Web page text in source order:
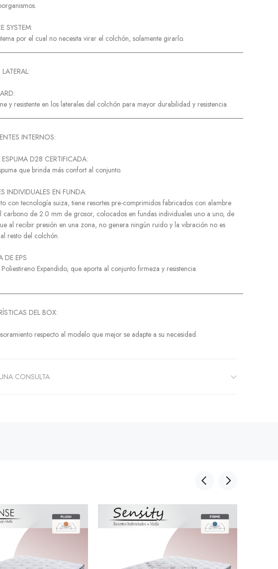
SYSTEM:
por el cual no necesita virar el colchón, solamente girarlo.
y resistente en los laterales del colchón para mayor durabilidad y resistencia.
INTERNOS:
D28 CERTIFICADA:
que brinda más confort al conjunto.
INDIVIDUALES EN FUNDA:
con tecnología suiza, tiene resortes pre-comprimidos fabricados con alambre
carbono de 2.0 mm de grosor, colocados en fundas individuales uno a uno, de
al recibir presión en una zona, no genera ningún ruido y la vibración no es
resto del colchón.
DE EPS
Poliestireno Expandido, que aporta al conjunto firmeza y resistencia.
DEL BOX:
respecto al modelo que mejor se adapte a su necesidad.
CONSULTA